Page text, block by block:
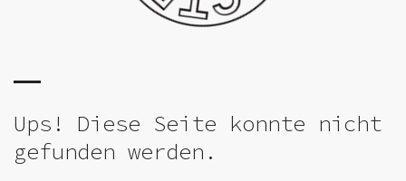
Ups! Diese Seite konnte nicht
gefunden werden.